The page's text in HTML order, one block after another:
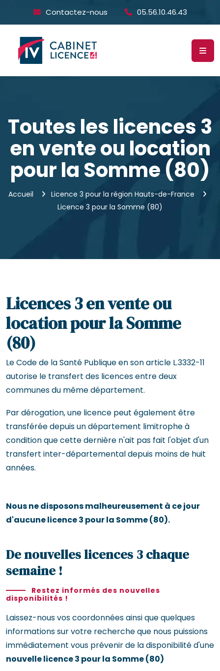
Contactez-nous 05.56.10.46.43
Toutes les licences 3
en vente ou location
pour la Somme (80)
Accueil
Licence 3 pour la région Hauts-de-France
Licence 3 pour la Somme (80)
Licences 3 en vente ou
location pour la Somme
(80)
Le Code de la Santé Publique en son article L.3332-11
autorise le transfert des licences entre deux
communes du même département.
Par dérogation, une licence peut également être
transférée depuis un département limitrophe à
condition que cette dernière n'ait pas fait l'objet d'un
transfert inter-départemental depuis moins de huit
années.
Nous ne disposons malheureusement à ce jour
d'aucune licence 3 pour la Somme (80).
De nouvelles licences 3 chaque
semaine !
Restez informés des nouvelles
disponibilités !
Laissez-nous vos coordonnées ainsi que quelques
informations sur votre recherche que nous puissions
immédiatement vous prévenir de la disponibilité d'une
nouvelle licence 3 pour la Somme (80)